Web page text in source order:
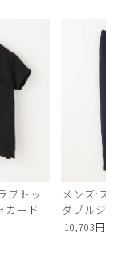
ブトッ
カード
メンズ:ス
ダブルジ
10,703円